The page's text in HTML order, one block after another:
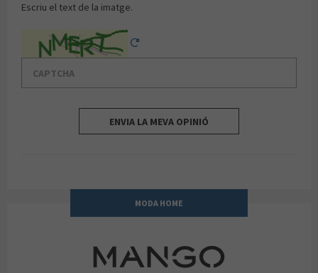
Escriu el text de la imatge.
Captcha
ENVIA LA MEVA OPINIÓ
MODA HOME
Mango Man